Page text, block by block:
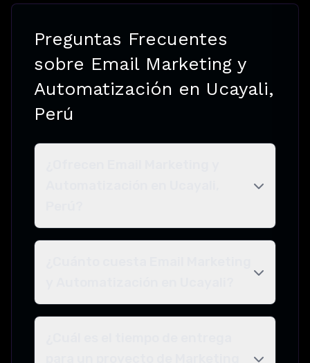
Preguntas Frecuentes
sobre Email Marketing y
Automatización en Ucayali,
Perú